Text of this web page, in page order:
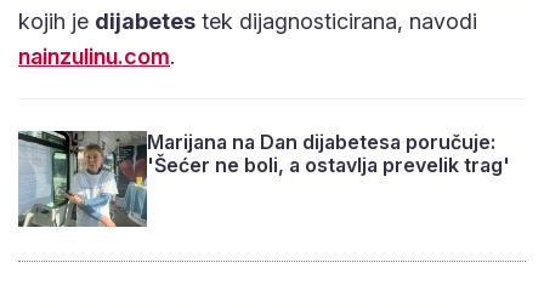
kojih je dijabetes tek dijagnosticirana, navodi
nainzulinu.com.
Marijana na Dan dijabetesa poručuje:
'Šećer ne boli, a ostavlja prevelik trag'